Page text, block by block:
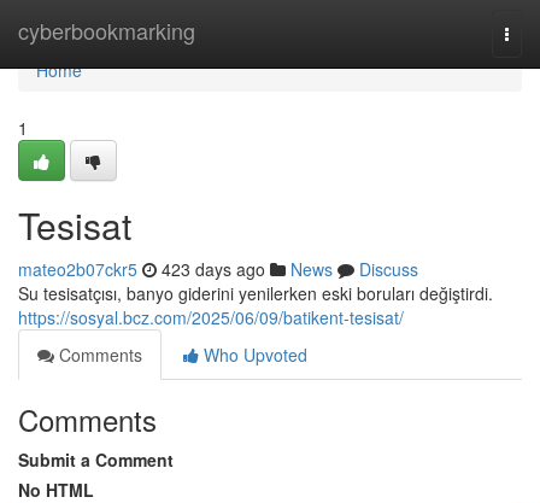
cyberbookmarking
Home
Home
1
Tesisat
mateo2b07ckr5 423 days ago News
Discuss
Su tesisatçısı, banyo giderini yenilerken eski boruları değiştirdi.
https://sosyal.bcz.com/2025/06/09/batikent-tesisat/
Comments
Who Upvoted
Comments
Submit a Comment
No HTML